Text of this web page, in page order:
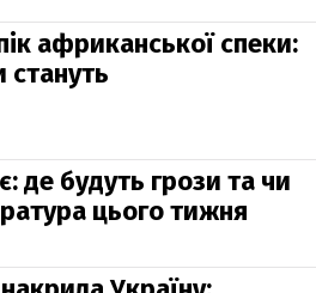
африканської спеки:
стануть
де будуть грози та чи
цього тижня